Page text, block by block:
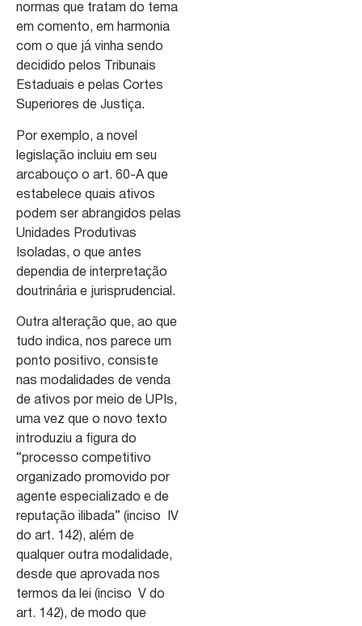
normas que tratam do tema
em comento, em harmonia
com o que já vinha sendo
decidido pelos Tribunais
Estaduais e pelas Cortes
Superiores de Justiça.
Por exemplo, a novel
legislação incluiu em seu
arcabouço o art. 60-A que
estabelece quais ativos
podem ser abrangidos pelas
Unidades Produtivas
Isoladas, o que antes
dependia de interpretação
doutrinária e jurisprudencial.
Outra alteração que, ao que
tudo indica, nos parece um
ponto positivo, consiste
nas modalidades de venda
de ativos por meio de UPIs,
uma vez que o novo texto
introduziu a figura do
“processo competitivo
organizado promovido por
agente especializado e de
reputação ilibada” (inciso IV
do art. 142), além de
qualquer outra modalidade,
desde que aprovada nos
termos da lei (inciso V do
art. 142), de modo que